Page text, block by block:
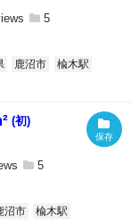
5
鹿沼市
楡木駅
(初)
5
沼市
楡木駅